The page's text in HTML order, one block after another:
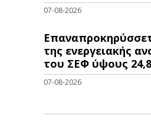
07-08-2026
της ενεργειακής
του ΣΕΦ ύψους
07-08-2026